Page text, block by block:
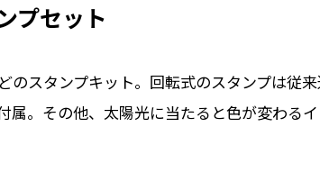
プセット
のスタンプキット。回転式のスタンプは従
属。その他、太陽光に当たると色が変わる